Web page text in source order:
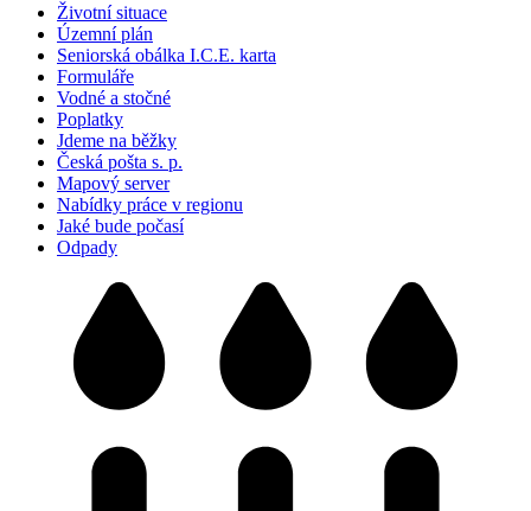
Životní situace
Územní plán
Seniorská obálka I.C.E. karta
Formuláře
Vodné a stočné
Poplatky
Jdeme na běžky
Česká pošta s. p.
Mapový server
Nabídky práce v regionu
Jaké bude počasí
Odpady